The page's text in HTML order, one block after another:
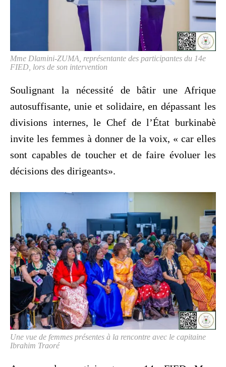
Mme Dlamini-ZUMA, représentante des participantes du 14e
FIED, lors de son intervention
Soulignant la nécessité de bâtir une Afrique
autosuffisante, unie et solidaire, en dépassant les
divisions internes, le Chef de l’État burkinabè
invite les femmes à donner de la voix, « car elles
sont capables de toucher et de faire évoluer les
décisions des dirigeants».
Une vue de femmes présentes à la rencontre avec le capitaine
Ibrahim Traoré